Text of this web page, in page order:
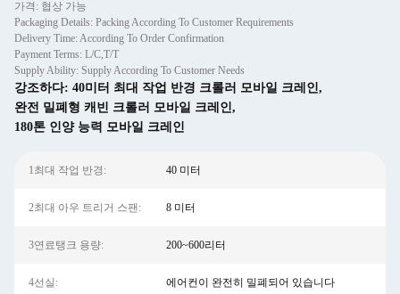
가격: 협상 가능
Packaging Details: Packing According To Customer Requirements
Delivery Time: According To Order Confirmation
Payment Terms: L/C,T/T
Supply Ability: Supply According To Customer Needs
강조하다: 40미터 최대 작업 반경 크롤러 모바일 크레인,
완전 밀폐형 캐빈 크롤러 모바일 크레인,
180톤 인양 능력 모바일 크레인
1최대 작업 반경: 40 미터
2최대 아우 트리거 스팬: 8 미터
3연료탱크 용량: 200~600리터
4선실: 에어컨이 완전히 밀폐되어 있습니다